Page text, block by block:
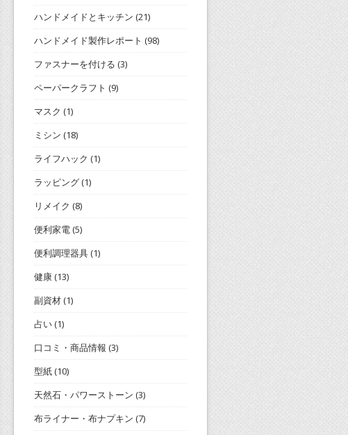
ハンドメイドとキッチン (21)
ハンドメイド製作レポート (98)
ファスナーを付ける (3)
ペーパークラフト (9)
マスク (1)
ミシン (18)
ライフハック (1)
ラッピング(1)
リメイク (8)
便利家電(5)
便利調理器具(1)
健康(13)
副資材(1)
占い(1)
口コミ・商品情報 (3)
型紙(10)
天然石・パワーストーン (3)
布ライナー・布ナプキン (7)